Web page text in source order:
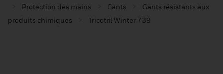
Protection des mains
Gants
Gants résistants aux
produits chimiques
Tricotril Winter 739